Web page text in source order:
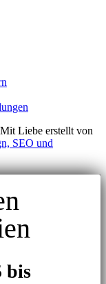
Liebe erstellt von
SEO und
bis